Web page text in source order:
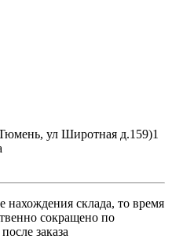
ул Широтная д.159)1
нахождения склада, то время
сокращено по
заказа